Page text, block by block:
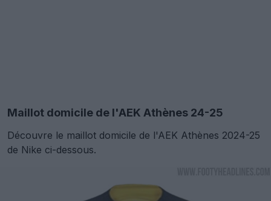
Maillot domicile de l'AEK Athènes 24-25
Découvre le maillot domicile de l'AEK Athènes 2024-25
de Nike ci-dessous.